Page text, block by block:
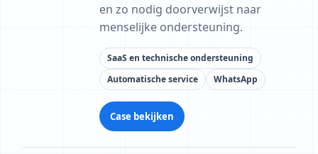
en zo nodig doorverwijst naar
menselijke ondersteuning.
SaaS en technische ondersteuning
Automatische service
WhatsApp
Case bekijken